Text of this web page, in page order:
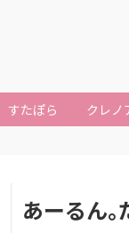
すたぽら クレノ
あーるん｡